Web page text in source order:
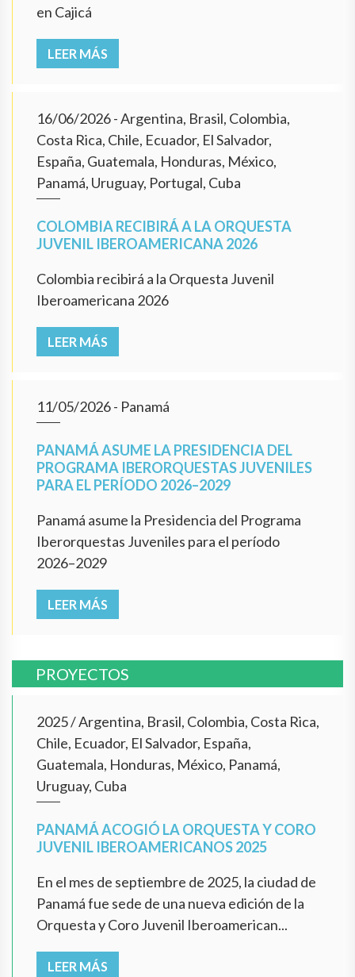
en Cajicá
LEER MÁS
16/06/2026- Argentina, Brasil, Colombia,
Costa Rica, Chile, Ecuador, El Salvador,
España, Guatemala, Honduras, México,
Panamá, Uruguay, Portugal, Cuba
COLOMBIA RECIBIRÁ A LA ORQUESTA
JUVENIL IBEROAMERICANA 2026
Colombia recibirá a la Orquesta Juvenil
Iberoamericana 2026
LEER MÁS
11/05/2026- Panamá
PANAMÁ ASUME LA PRESIDENCIA DEL
PROGRAMA IBERORQUESTAS JUVENILES
PARA EL PERÍODO 2026–2029
Panamá asume la Presidencia del Programa
Iberorquestas Juveniles para el período
2026–2029
LEER MÁS
PROYECTOS
2025/Argentina, Brasil, Colombia, Costa Rica,
Chile, Ecuador, El Salvador, España,
Guatemala, Honduras, México, Panamá,
Uruguay, Cuba
PANAMÁ ACOGIÓ LA ORQUESTA Y CORO
JUVENIL IBEROAMERICANOS 2025
En el mes de septiembre de 2025, la ciudad de
Panamá fue sede de una nueva edición de la
Orquesta y Coro Juvenil Iberoamerican...
LEER MÁS